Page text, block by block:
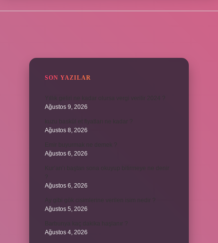
SON YAZILAR
Ağustos 9, 2026
Ağustos 8, 2026
Ağustos 6, 2026
Ağustos 6, 2026
Ağustos 5, 2026
Ağustos 4, 2026